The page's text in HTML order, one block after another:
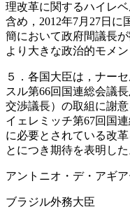
理改革に関するハイレ
含め，2012年7月27日
簡において政府間議長
より大きな政治的モメ
５．各国大臣は，ナー
スル第66回国連総会議
交渉議長）の取組に謝
イェレミッチ第67回国
に必要とされている改
とにつき期待を表明した
アントニオ・デ・アギ
ブラジル外務大臣